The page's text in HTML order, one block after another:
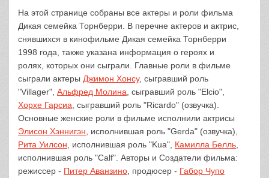
На этой странице собраны все актеры и роли фильма
Дикая семейка Торнберри. В перечне актеров и актрис,
снявшихся в кинофильме Дикая семейка Торнберри
1998 года, также указана информация о героях и
ролях, которых они сыграли. Главные роли в фильме
сыграли актеры Джимон Хонсу, сыгравший роль
"Villager", Альфред Молина , сыгравший роль "Elcio",
Хорхе Гарсиа , сыгравший роль "Ricardo" (озвучка).
Основные женские роли в фильме исполнили актрисы
Элисон Хэннигэн , исполнившая роль "Gerda" (озвучка),
Рита Уилсон , исполнившая роль "Kua", Камилла Белль
исполнившая роль "Calf". Авторы и Создатели фильма:
режиссер - Питер Аванзино , продюсер - Габор Чупо